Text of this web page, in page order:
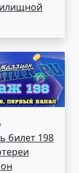
билет 198